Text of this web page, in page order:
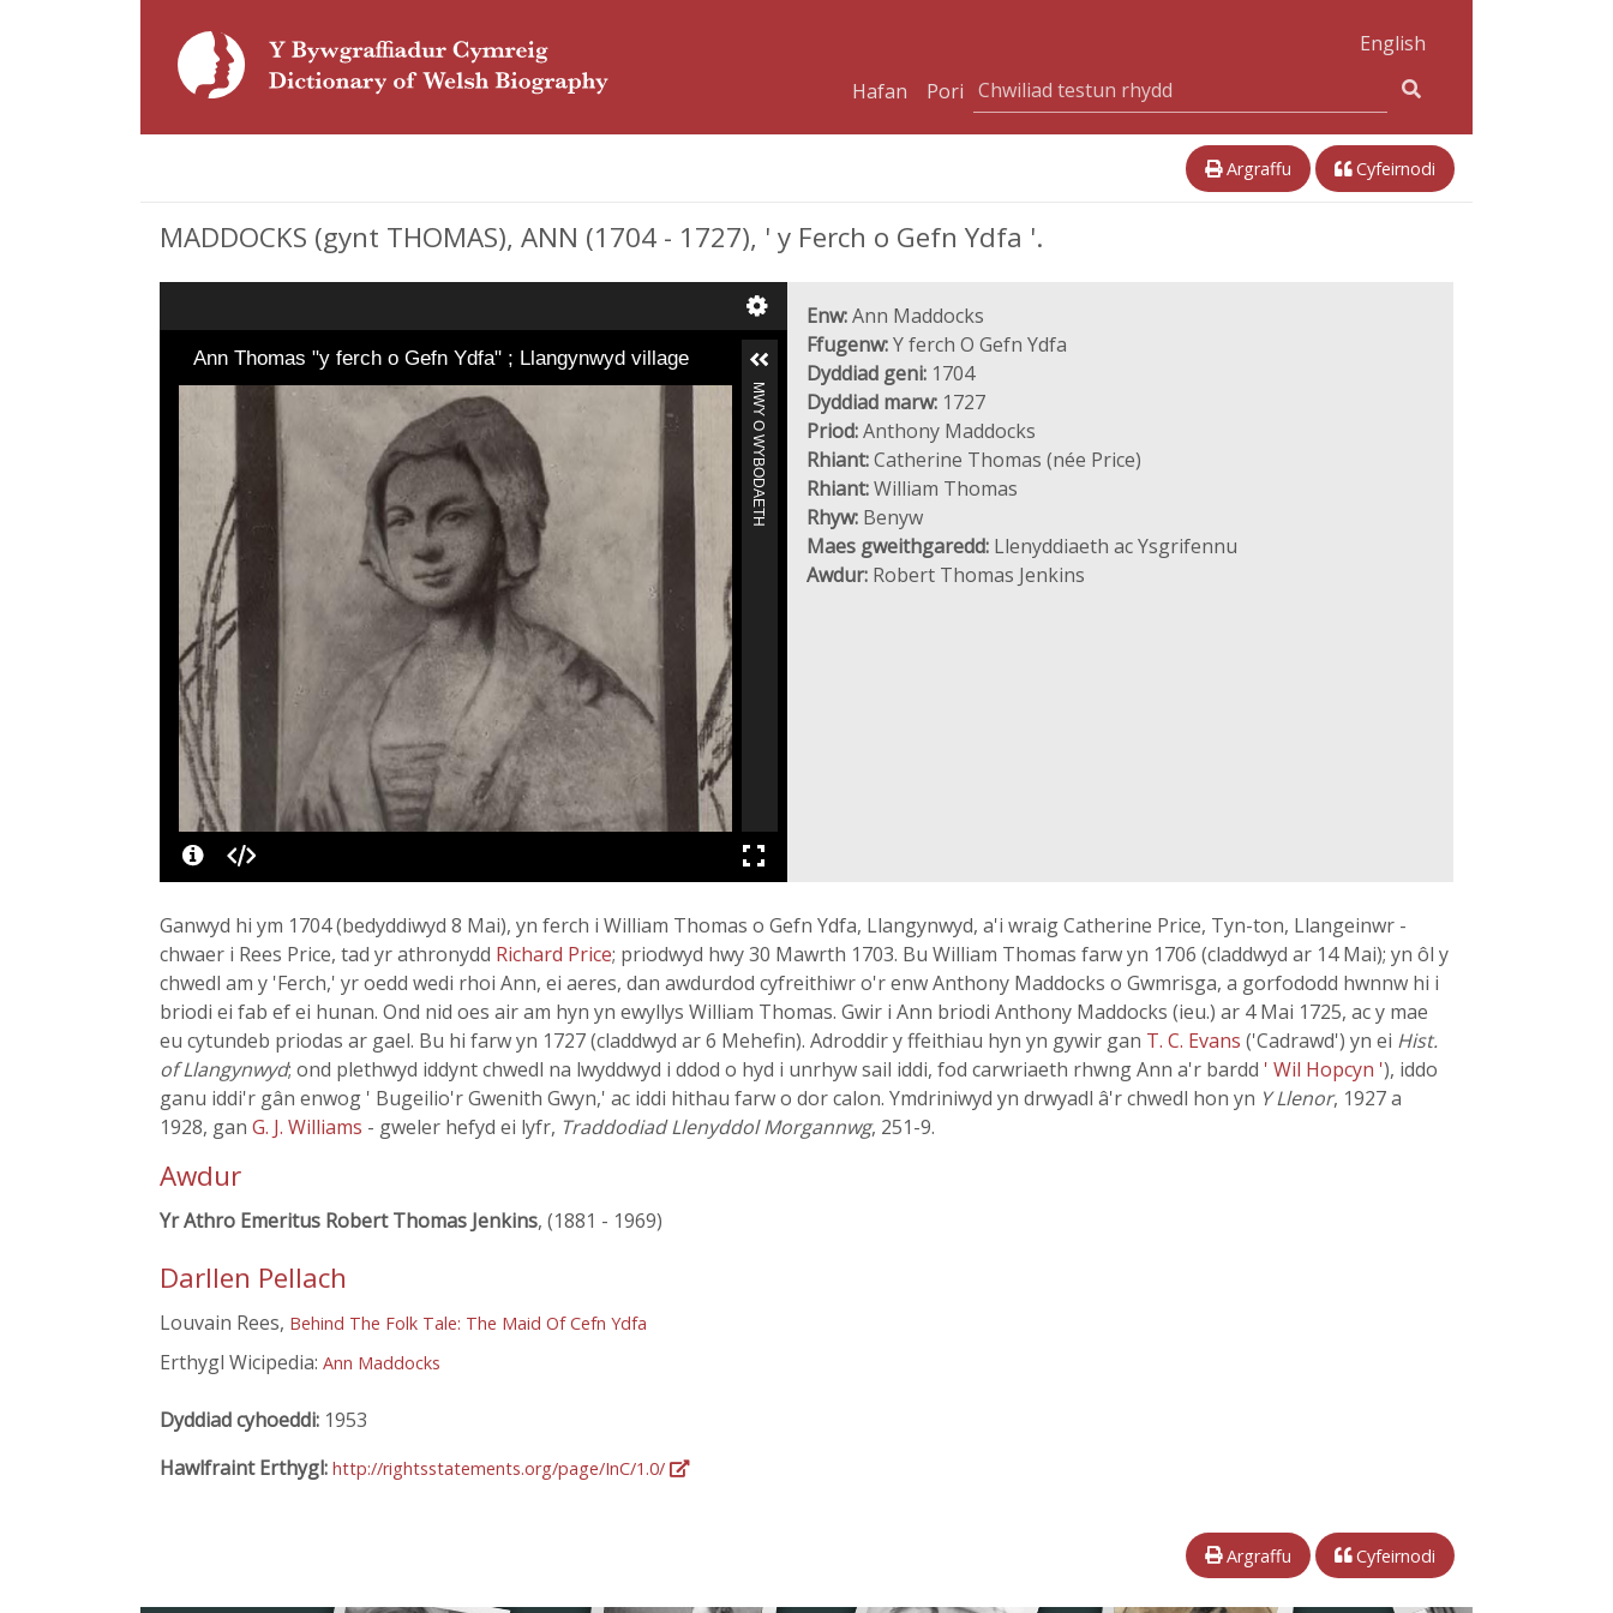
English
Hafan
Pori
Argraffu Cyfeirnodi
MADDOCKS (gynt THOMAS), ANN (1704 - 1727), ' y Ferch o Gefn Ydfa '.
Ann Thomas "y ferch o Gefn Ydfa" ; Llangynwyd village
MWY O WYBODAETH
Enw:Ann Maddocks
Ffugenw:Y ferch O Gefn Ydfa
Dyddiad geni: 1704
Dyddiad marw: 1727
Priod:Anthony Maddocks
Rhiant:Catherine Thomas (née Price)
Rhiant:William Thomas
Rhyw: Benyw
Maes gweithgaredd: Llenyddiaeth ac Ysgrifennu
Awdur: Robert Thomas Jenkins
Ganwyd hi ym 1704 (bedyddiwyd 8 Mai), yn ferch i William Thomas o Gefn Ydfa, Llangynwyd, a'i wraig Catherine Price, Tyn-ton, Llangeinwr -
chwaer i Rees Price, tad yr athronydd Richard Price; priodwyd hwy 30 Mawrth 1703. Bu William Thomas farw yn 1706 (claddwyd ar 14 Mai); yn ôl y
chwedl am y 'Ferch,' yr oedd wedi rhoi Ann, ei aeres, dan awdurdod cyfreithiwr o'r enw Anthony Maddocks o Gwmrisga, a gorfododd hwnnw hi i
briodi ei fab ef ei hunan. Ond nid oes air am hyn yn ewyllys William Thomas. Gwir i Ann briodi Anthony Maddocks (ieu.) ar 4 Mai 1725, ac y mae
eu cytundeb priodas ar gael. Bu hi farw yn 1727 (claddwyd ar 6 Mehefin). Adroddir y ffeithiau hyn yn gywir gan T. C. Evans ('Cadrawd') yn ei Hist.
of Llangynwyd; ond plethwyd iddynt chwedl na lwyddwyd i ddod o hyd i unrhyw sail iddi, fod carwriaeth rhwng Ann a'r bardd ' Wil Hopcyn '), iddo
ganu iddi'r gân enwog ' Bugeilio'r Gwenith Gwyn,' ac iddi hithau farw o dor calon. Ymdriniwyd yn drwyadl â'r chwedl hon yn Y Llenor, 1927 a
1928, gan G. J. Williams - gweler hefyd ei lyfr, Traddodiad Llenyddol Morgannwg, 251-9.
Awdur
Yr Athro Emeritus Robert Thomas Jenkins, (1881 - 1969)
Darllen Pellach
Louvain Rees, Behind The Folk Tale: The Maid Of Cefn Ydfa
Erthygl Wicipedia: Ann Maddocks
Dyddiad cyhoeddi: 1953
Hawlfraint Erthygl: http://rightsstatements.org/page/InC/1.0/
Argraffu Cyfeirnodi